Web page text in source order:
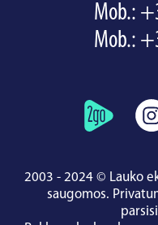
Mob.:
Mob.:
2003 - 2024 © Lauko
saugomos.